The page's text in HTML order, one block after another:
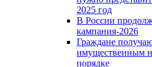
2025 год
В России
кампания-2026
Граждане
имущественным
порядке